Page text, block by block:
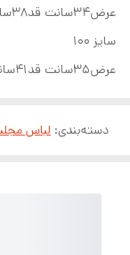
عرض۳۴سانت قد۳۸سانت قدشلوارک۲۷سانت
سایز ۱۰۰
عرض۳۵سانت قد۴۱سانت قدشلوارک۳۰سانت
دسته‌بندی: لباس